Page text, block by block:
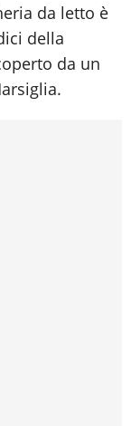
da letto è
della
da un